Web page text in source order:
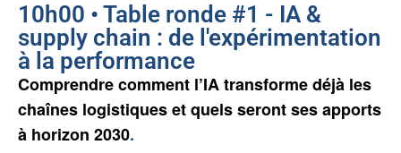
10h00 • Table ronde #1 - IA &
supply chain : de l'expérimentation
à la performance
Comprendre comment l’IA transforme déjà les
chaînes logistiques et quels seront ses apports
à horizon 2030.